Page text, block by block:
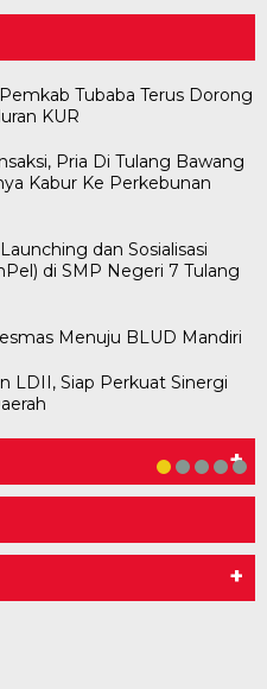
Tubaba Terus Dorong
KUR
Pria Di Tulang Bawang
Kabur Ke Perkebunan
dan Sosialisasi
di SMP Negeri 7 Tulang
Menuju BLUD Mandiri
LDII, Siap Perkuat Sinergi
+
Siap Bersinergi
Bawang Gelar
‘Nakhodai’ DPD II
sebagai
Pengurus DPD
+